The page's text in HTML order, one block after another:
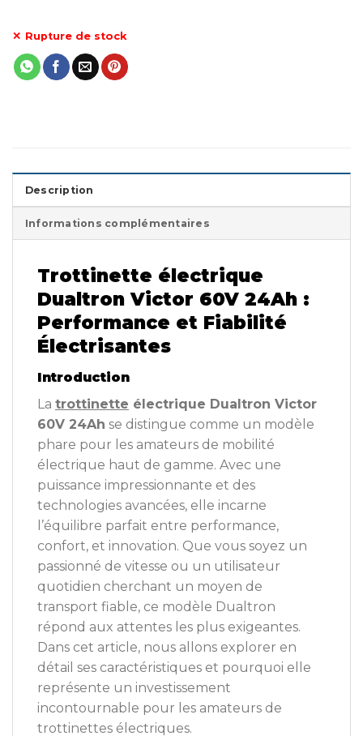
Rupture de stock
Description
Informations complémentaires
Trottinette électrique
Dualtron Victor 60V 24Ah :
Performance et Fiabilité
Électrisantes
Introduction
La trottinette électrique Dualtron Victor
60V 24Ah se distingue comme un modèle
phare pour les amateurs de mobilité
électrique haut de gamme. Avec une
puissance impressionnante et des
technologies avancées, elle incarne
l’équilibre parfait entre performance,
confort, et innovation. Que vous soyez un
passionné de vitesse ou un utilisateur
quotidien cherchant un moyen de
transport fiable, ce modèle Dualtron
répond aux attentes les plus exigeantes.
Dans cet article, nous allons explorer en
détail ses caractéristiques et pourquoi elle
représente un investissement
incontournable pour les amateurs de
trottinettes électriques.